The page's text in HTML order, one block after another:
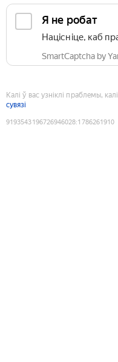
Я не робат
Націсніце, каб
SmartCaptcha by
Калі ў вас узніклі праблемы,
сувязі
9193543196726946028:1786261910